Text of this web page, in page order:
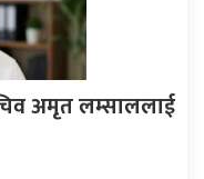
अमृत लम्साललाई